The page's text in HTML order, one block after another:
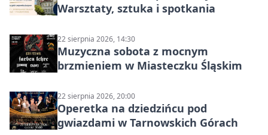
Warsztaty, sztuka i spotkania
22 sierpnia 2026, 14:30
Muzyczna sobota z mocnym
brzmieniem w Miasteczku Śląskim
22 sierpnia 2026, 20:00
Operetka na dziedzińcu pod
gwiazdami w Tarnowskich Górach